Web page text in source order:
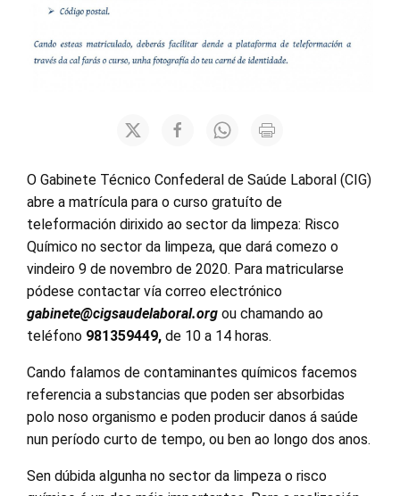
O Gabinete Técnico Confederal de Saúde Laboral (CIG)
abre a matrícula para o curso gratuíto de
teleformación dirixido ao sector da limpeza: Risco
Químico no sector da limpeza, que dará comezo o
vindeiro 9 de novembro de 2020. Para matricularse
pódese contactar vía correo electrónico
gabinete@cigsaudelaboral.org ou chamando ao
teléfono 981359449, de 10 a 14 horas.
Cando falamos de contaminantes químicos facemos
referencia a substancias que poden ser absorbidas
polo noso organismo e poden producir danos á saúde
nun período curto de tempo, ou ben ao longo dos anos.
Sen dúbida algunha no sector da limpeza o risco